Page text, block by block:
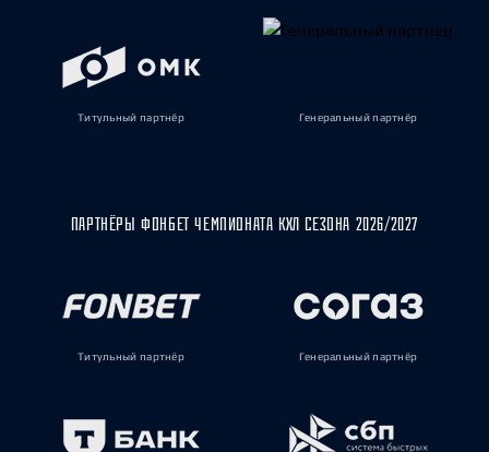
Титульный партнёр Генеральный партнёр
ПАРТНЁРЫ ФОНБЕТ ЧЕМПИОНАТА КХЛ СЕЗОНА 2026/2027
Титульный партнёр Генеральный партнёр